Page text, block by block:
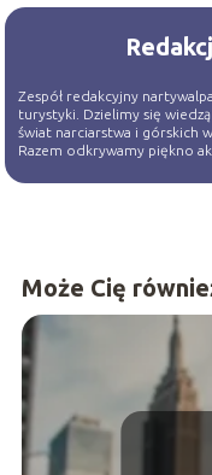
Zespół redakcyjny
turystyki. Dzielimy się
świat narciarstwa i górskich
Razem odkrywamy piękno
Może Cię